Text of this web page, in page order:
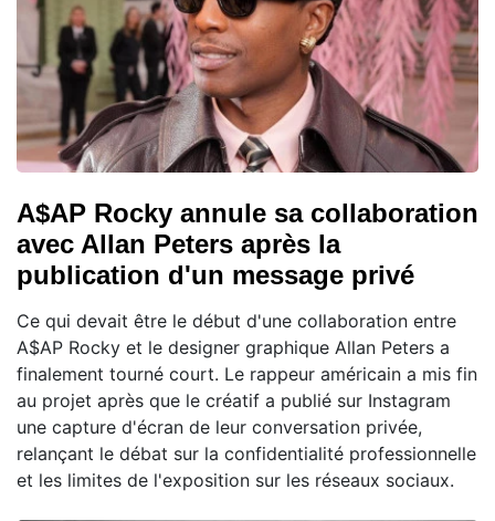
A$AP Rocky annule sa collaboration
avec Allan Peters après la
publication d'un message privé
Ce qui devait être le début d'une collaboration entre
A$AP Rocky et le designer graphique Allan Peters a
finalement tourné court. Le rappeur américain a mis fin
au projet après que le créatif a publié sur Instagram
une capture d'écran de leur conversation privée,
relançant le débat sur la confidentialité professionnelle
et les limites de l'exposition sur les réseaux sociaux.